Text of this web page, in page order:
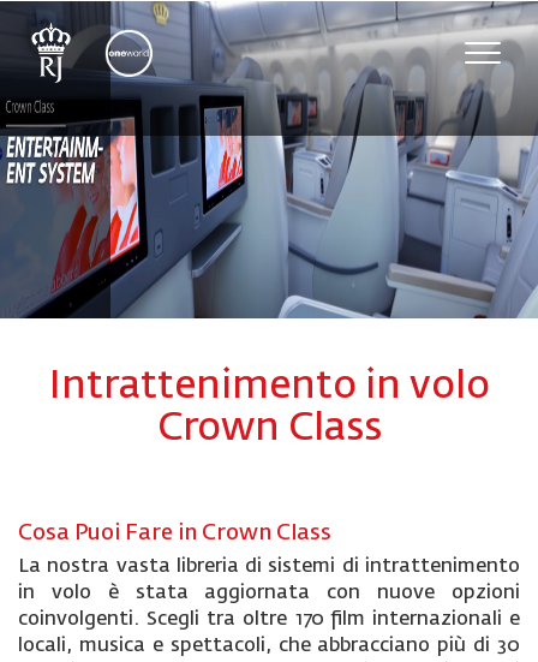
Toggle
Intrattenimento in volo
Crown Class
Cosa Puoi Fare in Crown Class
La nostra vasta libreria di sistemi di intrattenimento
in volo è stata aggiornata con nuove opzioni
coinvolgenti. Scegli tra oltre 170 film internazionali e
locali, musica e spettacoli, che abbracciano più di 30